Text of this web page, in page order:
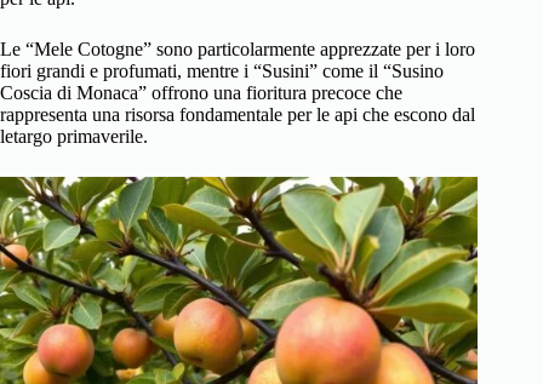
Le “Mele Cotogne” sono particolarmente apprezzate per i loro
fiori grandi e profumati, mentre i “Susini” come il “Susino
Coscia di Monaca” offrono una fioritura precoce che
rappresenta una risorsa fondamentale per le api che escono dal
letargo primaverile.